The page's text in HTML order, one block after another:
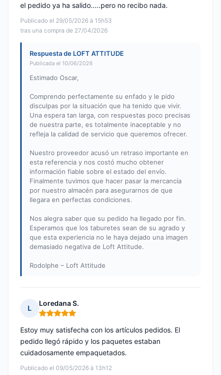
Publicado el 29/05/2026 à 15h53
tras una compra de 27/04/2026
el pedido ya ha salido.....pero no recibo nada.
Respuesta de LOFT ATTITUDE
Publicada el 10/06/2026
Estimado Oscar,
Comprendo perfectamente su enfado y le pido
disculpas por la situación que ha tenido que vivir.
Una espera tan larga, con respuestas poco precisas
de nuestra parte, es totalmente inaceptable y no
refleja la calidad de servicio que queremos ofrecer.
Nuestro proveedor acusó un retraso importante en
esta referencia y nos costó mucho obtener
información fiable sobre el estado del envío.
Finalmente tuvimos que hacer pasar la mercancía
por nuestro almacén para asegurarnos de que
llegara en perfectas condiciones.
Nos alegra saber que su pedido ha llegado por fin.
Esperamos que los taburetes sean de su agrado y
que esta experiencia no le haya dejado una imagen
demasiado negativa de Loft Attitude.
Rodolphe – Loft Attitude
L
Loredana S.
Nota: 5 de 5
Publicado el 09/05/2026 à 13h12
Estoy muy satisfecha con los artículos pedidos. El
pedido llegó rápido y los paquetes estaban
cuidadosamente empaquetados.